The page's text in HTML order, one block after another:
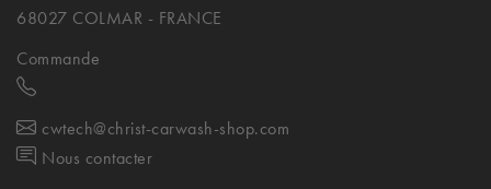
68027 COLMAR - FRANCE
Commande
cwtech@christ-carwash-shop.com
Nous contacter